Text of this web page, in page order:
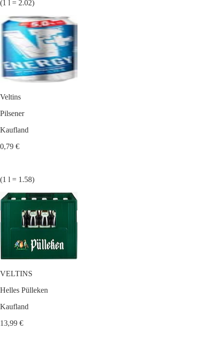
(1 l = 2.02)
Veltins
Pilsener
Kaufland
0,79 €
(1 l = 1.58)
VELTINS
Helles Pülleken
Kaufland
13,99 €